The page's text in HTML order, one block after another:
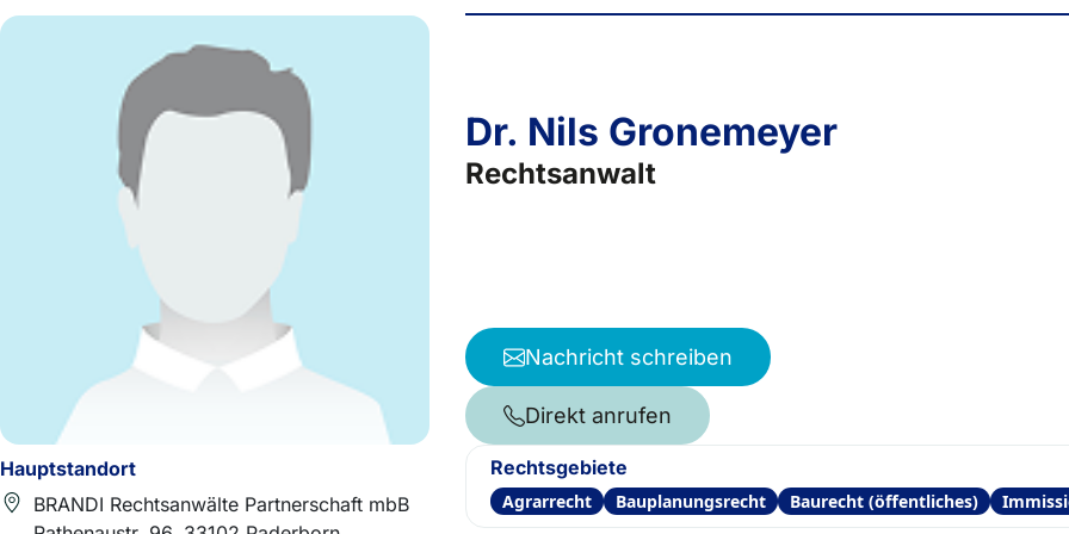
Hauptstandort
BRANDI Rechtsanwälte Partnerschaft mbB
Dr. Nils Gronemeyer
Rechtsanwalt
Nachricht schreiben
Direkt anrufen
Rechtsgebiete
Agrarrecht Bauplanungsrecht Baurecht (öffentliches)